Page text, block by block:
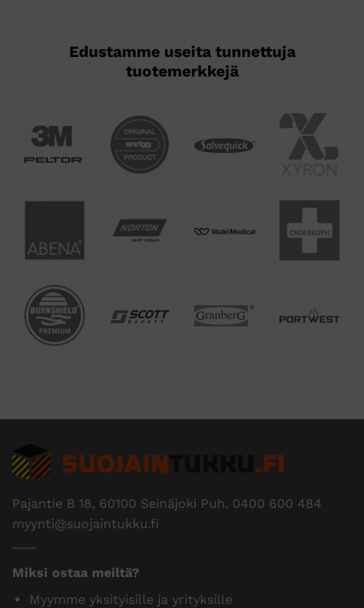
Edustamme useita tunnettuja
tuotemerkkejä
Pajantie B 18, 60100 Seinäjoki Puh. 0400 600 484
myynti@suojaintukku.fi
Miksi ostaa meiltä?
Myymme yksityisille ja yrityksille